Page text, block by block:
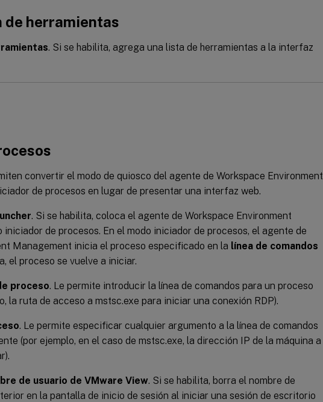
de herramientas
. Si se habilita, agrega una lista de herramientas a la interfaz
convertir el modo de quiosco del agente de Workspace Environment
de procesos en lugar de presentar una interfaz web.
. Si se habilita, coloca el agente de Workspace Environment
iniciador de procesos. En el modo iniciador de procesos, el agente de
Management inicia el proceso especificado en la línea de comandos
el proceso se vuelve a iniciar.
proceso. Le permite introducir la línea de comandos para un proceso
la ruta de acceso a mstsc.exe para iniciar una conexión RDP).
. Le permite especificar cualquier argumento a la línea de comandos
(por ejemplo, en el caso de mstsc.exe, la dirección IP de la máquina a
de usuario de VMware View. Si se habilita, borra el nombre de
en la pantalla de inicio de sesión al iniciar una sesión de escritorio